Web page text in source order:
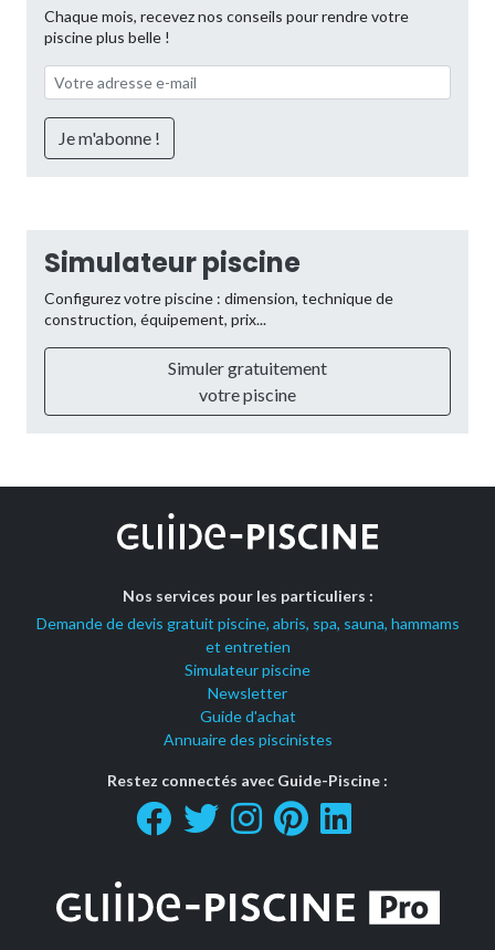
Chaque mois, recevez nos conseils pour rendre votre
piscine plus belle !
Simulateur piscine
Configurez votre piscine : dimension, technique de
construction, équipement, prix...
Simuler gratuitement
votre piscine
Nos services pour les particuliers :
Demande de devis gratuit piscine, abris, spa, sauna, hammams
et entretien
Simulateur piscine
Newsletter
Guide d'achat
Annuaire des piscinistes
Restez connectés avec Guide-Piscine :